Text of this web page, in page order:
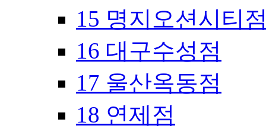
15 명지오션시티
16 대구수성점
17 울산옥동점
18 연제점